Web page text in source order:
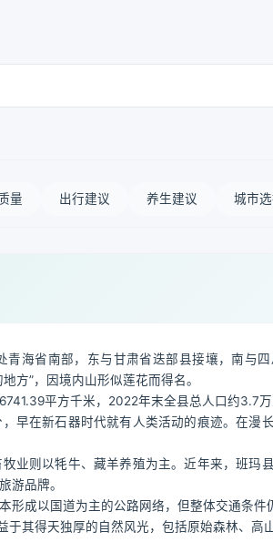
量 出行建议 养生建议 城市
海省南部，东与甘肃省迭部县接壤，南与
方”，因境内山形似莲花而得名。
平方千米，2022年末全县总人口约3.7万
早在新石器时代就有人类活动的痕迹。在漫
业则以牦牛、藏羊养殖为主。近年来，班玛
游品牌。
成以国道为主的公路网络，但整体交通条件
于其得天独厚的自然风光，包括原始森林、